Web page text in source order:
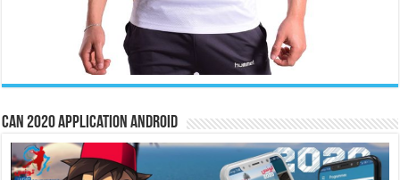
CAN 2020 Application Android